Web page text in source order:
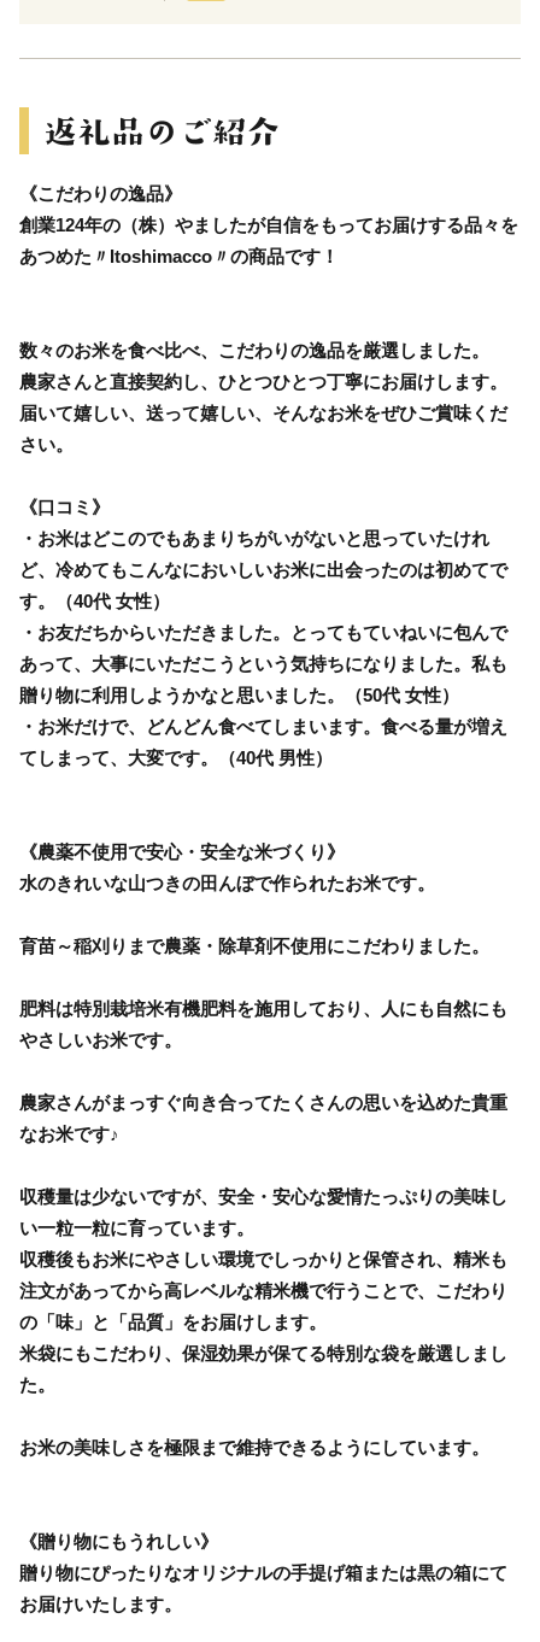
《こだわりの逸品》
創業124年の（株）やましたが自信をもってお届けする品々を
あつめた〃Itoshimacco〃の商品です！
数々のお米を食べ比べ、こだわりの逸品を厳選しました。
農家さんと直接契約し、ひとつひとつ丁寧にお届けします。
届いて嬉しい、送って嬉しい、そんなお米をぜひご賞味くだ
さい。
《口コミ》
・お米はどこのでもあまりちがいがないと思っていたけれ
ど、冷めてもこんなにおいしいお米に出会ったのは初めてで
す。（40代 女性）
・お友だちからいただきました。とってもていねいに包んで
あって、大事にいただこうという気持ちになりました。私も
贈り物に利用しようかなと思いました。（50代 女性）
・お米だけで、どんどん食べてしまいます。食べる量が増え
てしまって、大変です。（40代 男性）
《農薬不使用で安心・安全な米づくり》
水のきれいな山つきの田んぼで作られたお米です。
育苗～稲刈りまで農薬・除草剤不使用にこだわりました。
肥料は特別栽培米有機肥料を施用しており、人にも自然にも
やさしいお米です。
農家さんがまっすぐ向き合ってたくさんの思いを込めた貴重
なお米です♪
収穫量は少ないですが、安全・安心な愛情たっぷりの美味し
い一粒一粒に育っています。
収穫後もお米にやさしい環境でしっかりと保管され、精米も
注文があってから高レベルな精米機で行うことで、こだわり
の「味」と「品質」をお届けします。
米袋にもこだわり、保湿効果が保てる特別な袋を厳選しまし
た。
お米の美味しさを極限まで維持できるようにしています。
《贈り物にもうれしい》
贈り物にぴったりなオリジナルの手提げ箱または黒の箱にて
お届けいたします。